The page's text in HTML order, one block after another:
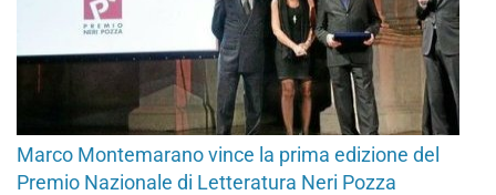
Marco Montemarano vince la prima edizione del
Premio Nazionale di Letteratura Neri Pozza